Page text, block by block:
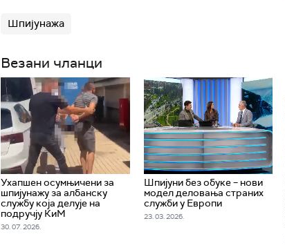
Шпијунажа
Везани чланци
Ухапшен осумњичени за
шпијунажу за албанску
службу која делује на
подручју КиМ
30. 07. 2026.
Шпијуни без обуке – нови
модел деловања страних
служби у Европи
23. 03. 2026.